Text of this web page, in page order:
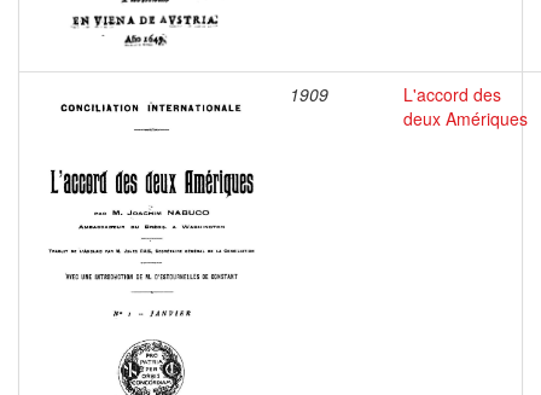
1909
L'accord des
deux Amériques